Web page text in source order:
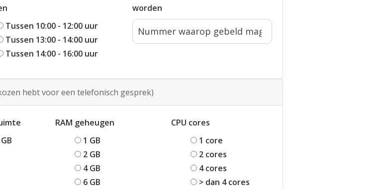
Tussen 10:00 - 12:00 uur
Tussen 13:00 - 14:00 uur
Tussen 14:00 - 16:00 uur
worden
hebt voor een telefonisch gesprek)
RAM geheugen
1 GB
2 GB
4 GB
6 GB
CPU cores
1 core
2 cores
4 cores
> dan 4 cores